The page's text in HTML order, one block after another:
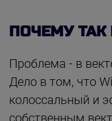
ПОЧЕМУ ТАК
Проблема - в
Дело в том, что
колоссальный и
собственным